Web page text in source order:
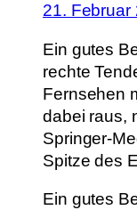
21. Februar
Ein gutes
rechte
Fernsehen
dabei raus,
Springer-
Spitze des
Ein gutes